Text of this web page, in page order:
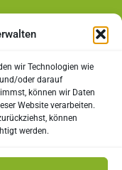
wir Technologien wie
oder darauf
können wir Daten
Website verarbeiten.
können
werden.